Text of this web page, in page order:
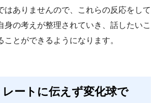
はありませんので、これらの反応をして
身の考えが整理されていき、話したいこ
ことができるようになります。
ートに伝えず変化球で